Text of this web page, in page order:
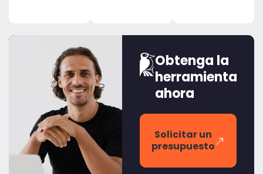
Obtenga la
herramienta
ahora
Solicitar un
presupuesto